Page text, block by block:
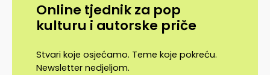
Online tjednik za pop
kulturu i autorske priče
Stvari koje osjećamo. Teme koje pokreću.
Newsletter nedjeljom.